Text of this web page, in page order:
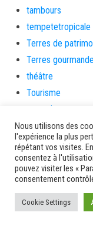
tambours
tempetetropicale
Terres de
Terres
théâtre
Tourisme
toussaint
tradition
Transition
Transport et
Travail
Travaux
Travaux THD
Nous utilisons des
l'expérience la plus
répétant vos visites.
consentez à
pouvez visiter les «
consentement
Cookie Settings